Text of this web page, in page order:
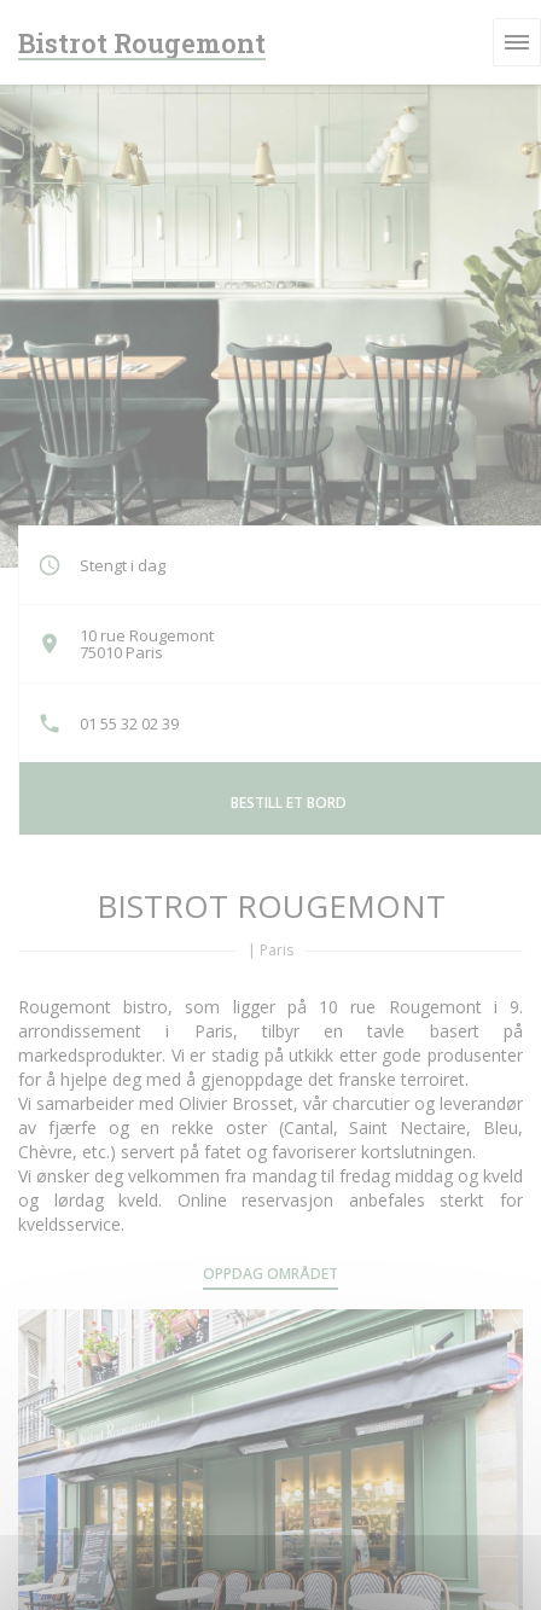
Bistrot Rougemont
Stengt i dag
10 rue Rougemont
75010 Paris((åpner i et nytt vindu))
01 55 32 02 39
BESTILL ET BORD
BISTROT ROUGEMONT
| Paris
Rougemont bistro, som ligger på 10 rue Rougemont i 9.
arrondissement i Paris, tilbyr en tavle basert på
markedsprodukter. Vi er stadig på utkikk etter gode produsenter
for å hjelpe deg med å gjenoppdage det franske terroiret.
Vi samarbeider med Olivier Brosset, vår charcutier og leverandør
av fjærfe og en rekke oster (Cantal, Saint Nectaire, Bleu,
Chèvre, etc.) servert på fatet og favoriserer kortslutningen.
Vi ønsker deg velkommen fra mandag til fredag middag og kveld
og lørdag kveld. Online reservasjon anbefales sterkt for
kveldsservice.
OPPDAG OMRÅDET